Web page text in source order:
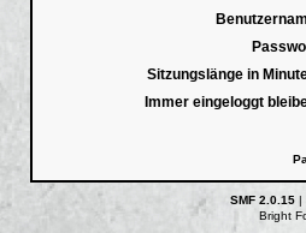
Sitzungslänge in
Immer eingeloggt
SMF 2.0.15 |
Bright